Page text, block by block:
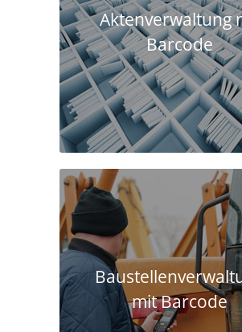
Aktenverwaltung
Barcode
mit Barcode